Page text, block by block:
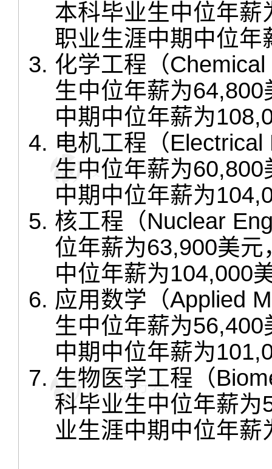
本科毕业生中位年
职业生涯中期中位年
化学工程（
生中位年薪为
中期中位年薪为
电机工程（
生中位年薪为
中期中位年薪为
核工程（Nuclear
位年薪为63,900美
中位年薪为104,000
应用数学（Applied
生中位年薪为
中期中位年薪为
生物医学工程（
科毕业生中位年薪
业生涯中期中位年薪